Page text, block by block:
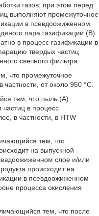
газов; при этом перед
выполняют промежуточное
в псевдоожиженном
пара газификации (B)
в процесс газификации в
твердых частиц
свечного фильтра.
что промежуточное
от около 950 °C.
тем, что пыль (А)
в процесс
в частности, в HTW
тем, что
на выпускной
слое и/или
происходит на
в псевдоожиженном
процесса окисления
тем, что после